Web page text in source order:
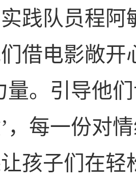
践队员程阿
借电影敞开
量。引导他
，每一份对
孩子们在轻